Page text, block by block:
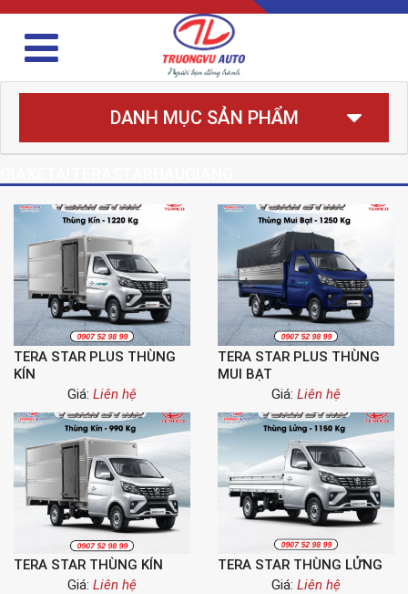
DANH MỤC SẢN PHẨM
TERA STAR PLUS THÙNG
KÍN
Giá: Liên hệ
TERA STAR PLUS THÙNG
MUI BẠT
Giá: Liên hệ
TERA STAR THÙNG KÍN
Giá: Liên hệ
TERA STAR THÙNG LỬNG
Giá: Liên hệ